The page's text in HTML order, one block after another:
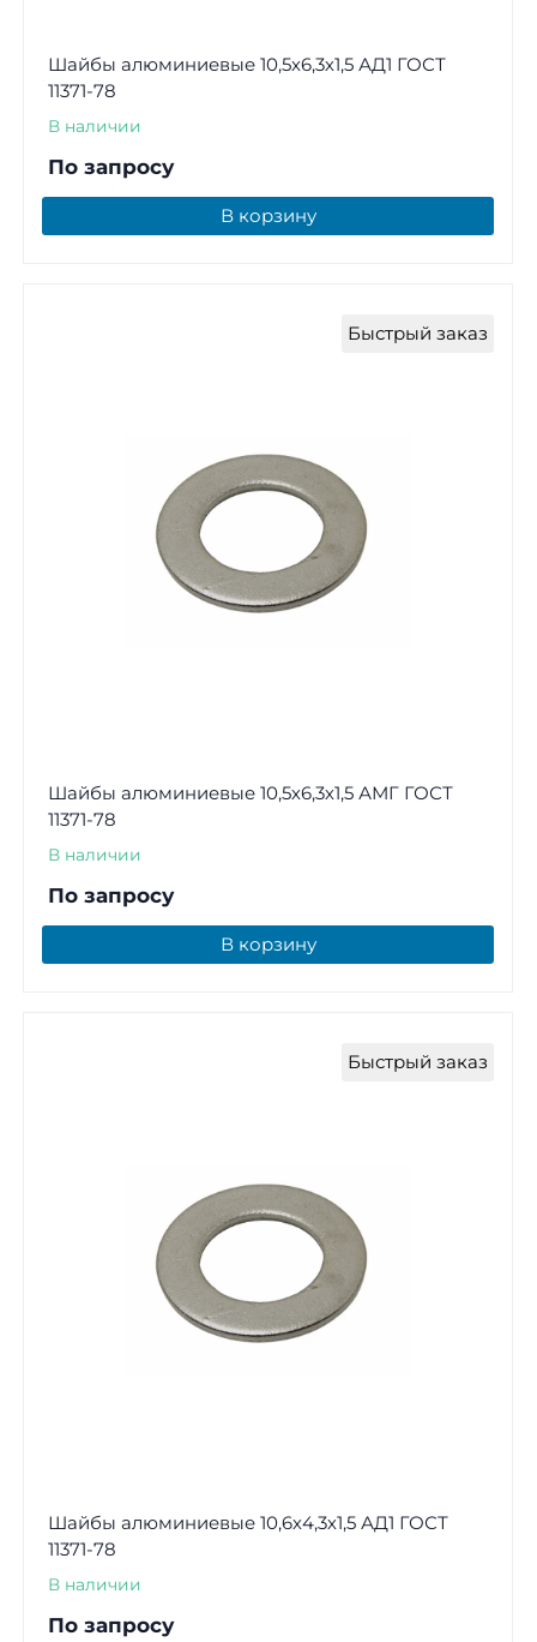
Шайбы алюминиевые 10,5х6,3х1,5 АД1 ГОСТ
11371-78
В наличии
По запросу
В корзину
Быстрый заказ
Шайбы алюминиевые 10,5х6,3х1,5 АМГ ГОСТ
11371-78
В наличии
По запросу
В корзину
Быстрый заказ
Шайбы алюминиевые 10,6х4,3х1,5 АД1 ГОСТ
11371-78
В наличии
По запросу